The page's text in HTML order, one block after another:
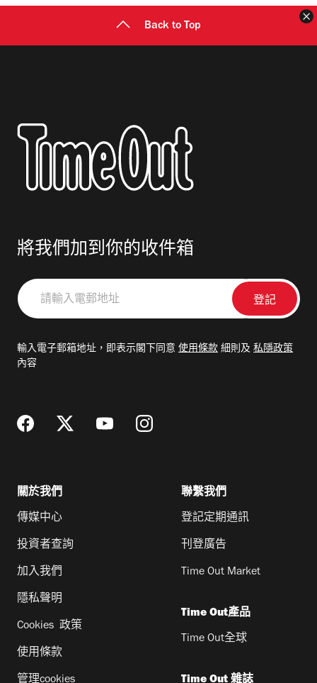
Back to Top
將我們加到你的收件箱
請
輸
郵
輸入電子郵箱地址，即表示閣下同意 使用條款 細則及 私隱政策
內容
關於我們
傳媒中心
投資者查詢
加入我們
隱私聲明
Cookies 政策
使用條款
管理cookies
聯繫我們
登記定期通訊
刊登廣告
Time Out Market
Time Out產品
Time Out全球
Time Out 雜誌